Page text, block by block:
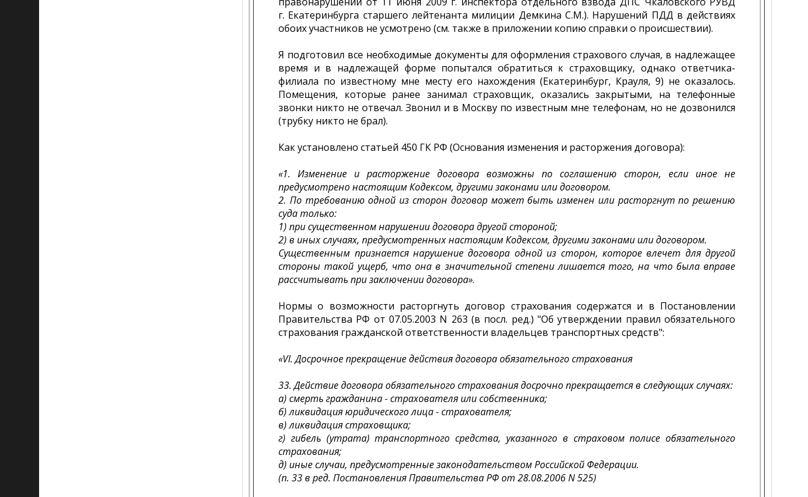
г. Екатеринбурга старшего лейтенанта милиции Демкина С.М.). Нарушений ПДД в действиях
обоих участников не усмотрено (см. также в приложении копию справки о происшествии).
Я подготовил все необходимые документы для оформления страхового случая, в надлежащее
время и в надлежащей форме попытался обратиться к страховщику, однако ответчика-
филиала по известному мне месту его нахождения (Екатеринбург, Крауля, 9) не оказалось.
Помещения, которые ранее занимал страховщик, оказались закрытыми, на телефонные
звонки никто не отвечал. Звонил и в Москву по известным мне телефонам, но не дозвонился
(трубку никто не брал).
Как установлено статьей 450 ГК РФ (Основания изменения и расторжения договора):
«1. Изменение и расторжение договора возможны по соглашению сторон, если иное не
предусмотрено настоящим Кодексом, другими законами или договором.
2. По требованию одной из сторон договор может быть изменен или расторгнут по решению
суда только:
1) при существенном нарушении договора другой стороной;
2) в иных случаях, предусмотренных настоящим Кодексом, другими законами или договором.
Существенным признается нарушение договора одной из сторон, которое влечет для другой
стороны такой ущерб, что она в значительной степени лишается того, на что была вправе
рассчитывать при заключении договора».
Нормы о возможности расторгнуть договор страхования содержатся и в Постановлении
Правительства РФ от 07.05.2003 N 263 (в посл. ред.) "Об утверждении правил обязательного
страхования гражданской ответственности владельцев транспортных средств":
«VI. Досрочное прекращение действия договора обязательного страхования
33. Действие договора обязательного страхования досрочно прекращается в следующих случаях:
а) смерть гражданина - страхователя или собственника;
б) ликвидация юридического лица - страхователя;
в) ликвидация страховщика;
г) гибель (утрата) транспортного средства, указанного в страховом полисе обязательного
страхования;
д) иные случаи, предусмотренные законодательством Российской Федерации.
(п. 33 в ред. Постановления Правительства РФ от 28.08.2006 N 525)